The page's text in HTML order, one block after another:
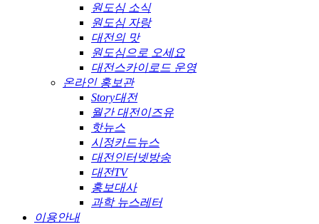
원도심 소식
원도심 자랑
대전의 맛
원도심으로 오세요
대전스카이로드 운영
온라인 홍보관
Story대전
월간 대전이즈유
핫뉴스
시정카드뉴스
대전인터넷방송
대전TV
홍보대사
과학 뉴스레터
이용안내